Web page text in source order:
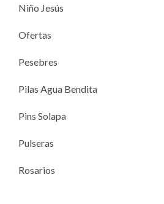
Niño Jesús
Ofertas
Pesebres
Pilas Agua Bendita
Pins Solapa
Pulseras
Rosarios